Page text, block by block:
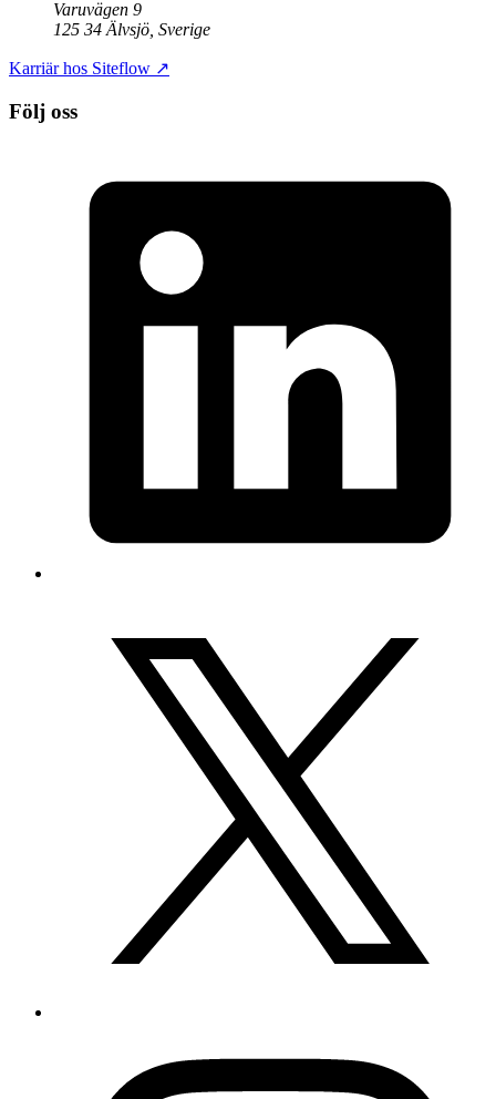
Varuvägen 9
125 34 Älvsjö, Sverige
Karriär hos Siteflow ↗
Följ oss